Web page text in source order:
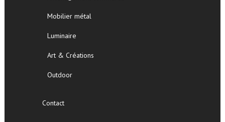
Mobilier métal
Luminaire
Art & Créations
Outdoor
Contact